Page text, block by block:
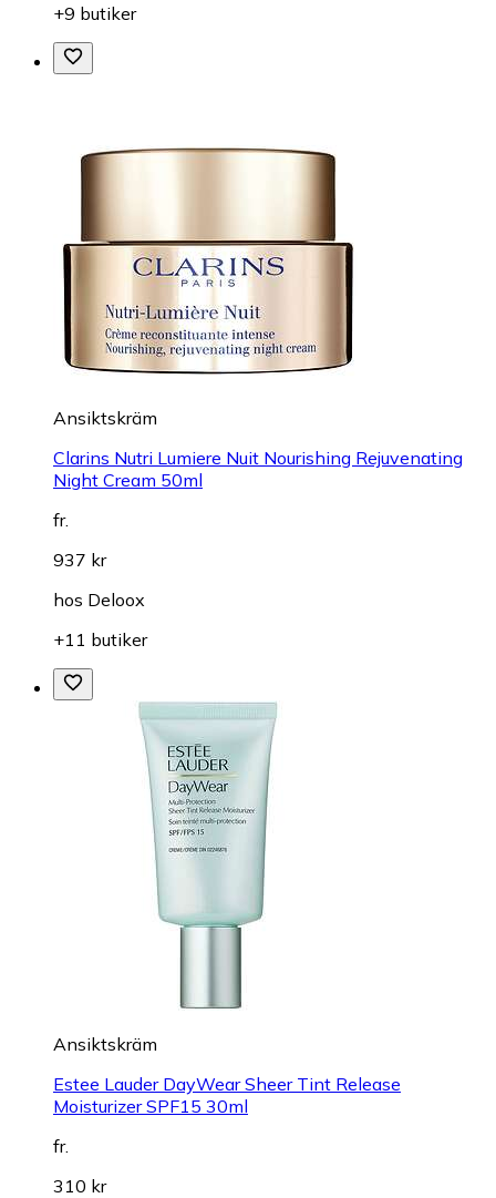
+9 butiker
Ansiktskräm
Clarins Nutri Lumiere Nuit Nourishing Rejuvenating
Night Cream 50ml
fr.
937 kr
hos Deloox
+11 butiker
Ansiktskräm
Estee Lauder DayWear Sheer Tint Release
Moisturizer SPF15 30ml
fr.
310 kr